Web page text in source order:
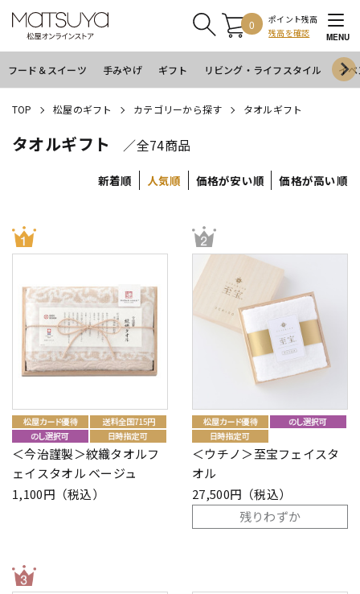
0
ポイント残高
残高を確認
MENU
フード＆スイーツ 手みやげ ギフト リビング・ライフスタイル イ
TOP 松屋のギフト カテゴリーから探す タオルギフト
タオルギフト ／全74商品
新着順 人気順 価格が安い順 価格が高い順
＜今治謹製＞紋織タオルフ
ェイスタオル ベージュ
1,100円（税込）
＜ウチノ＞至宝フェイスタ
オル
27,500円（税込）
残りわずか